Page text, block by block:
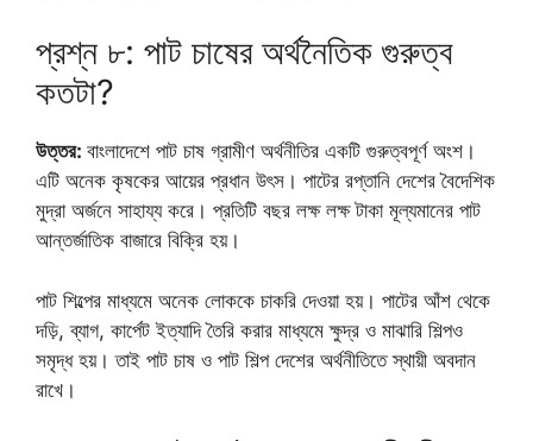
প্রশ্ন ৮: পাট চাষের অর্থনৈতিক গুরুত্ব
কতটা?
উত্তর: বাংলাদেশে পাট চাষ গ্রামীণ অর্থনীতির একটি গুরুত্বপূর্ণ অংশ।
এটি অনেক কৃষকের আয়ের প্রধান উৎস। পাটের রপ্তানি দেশের বৈদেশিক
মুদ্রা অর্জনে সাহায্য করে। প্রতিটি বছর লক্ষ লক্ষ টাকা মূল্যমানের পাট
আন্তর্জাতিক বাজারে বিক্রি হয়।
পাট শিল্পের মাধ্যমে অনেক লোককে চাকরি দেওয়া হয়। পাটের আঁশ থেকে
দড়ি, ব্যাগ, কার্পেট ইত্যাদি তৈরি করার মাধ্যমে ক্ষুদ্র ও মাঝারি শিল্পও
সমৃদ্ধ হয়। তাই পাট চাষ ও পাট শিল্প দেশের অর্থনীতিতে স্থায়ী অবদান
রাখে।